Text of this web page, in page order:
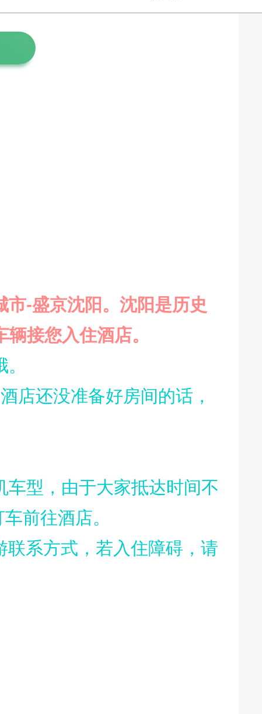
市-盛京沈阳。沈阳是历史
接您入住酒店。
店还没准备好房间的话，
型，由于大家抵达时间不
前往酒店。
系方式，若入住障碍，请